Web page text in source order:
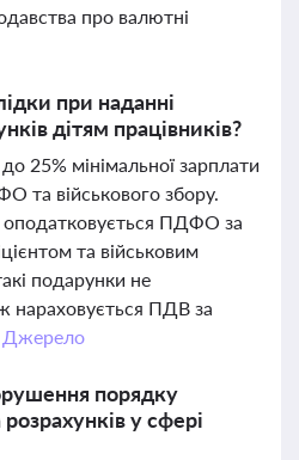
про валютні
при наданні
дітям працівників?
25% мінімальної зарплати
та військового збору.
оподатковується ПДФО за
та військовим
подарунки не
нараховується ПДВ за
Джерело
порядку
у сфері